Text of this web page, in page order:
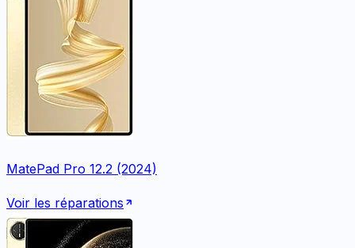
MatePad Pro 12.2 (2024)
Voir les réparations